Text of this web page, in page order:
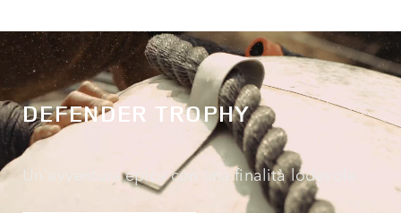
DEFENDER TROPHY
Un'avventura epica con una finalità lodevole